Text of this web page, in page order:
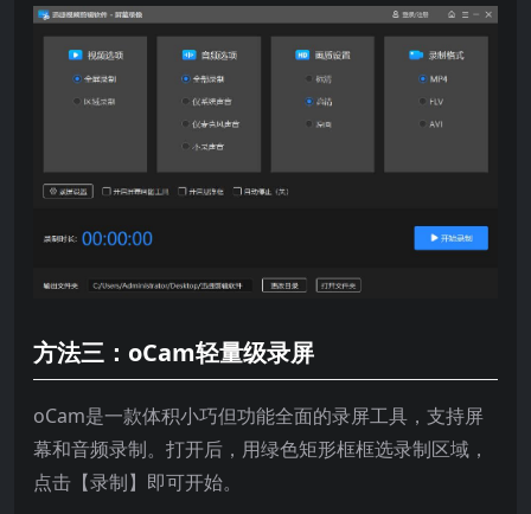
方法三：oCam轻量级录屏
oCam是一款体积小巧但功能全面的录屏工具，支持屏
幕和音频录制。打开后，用绿色矩形框框选录制区域，
点击【录制】即可开始。